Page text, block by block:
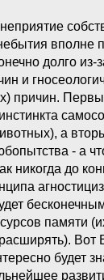
вполне
долго из-
и
причин.
а
- а
никогда до
памяти
Вот
будет